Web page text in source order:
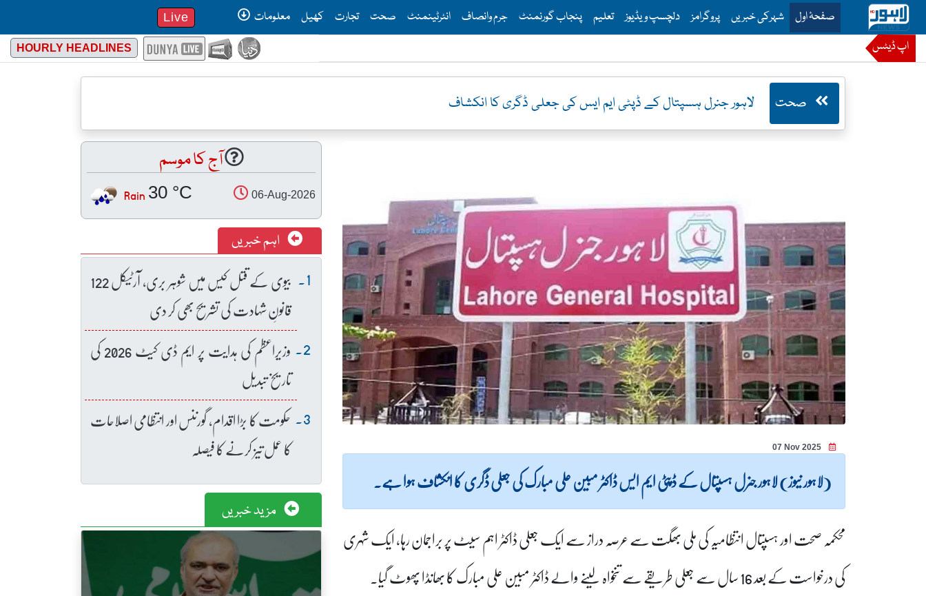
صفحۂ اولThis is the main menu for Lahore News
شہرکی خبریں پروگرامز دلچسپ ویڈیوز تعلیم پنجاب گورنمنٹ جرم وانصاف انٹرٹینمنٹ صحت تجارت کھیل معلومات Live
اپ ڈیٹس HOURLY HEADLINES
لاہور جنرل ہسپتال کے ڈپٹی ایم ایس کی جعلی ڈگری کا انکشاف
07 Nov 2025
(لاہور نیوز) لاہور جنرل ہسپتال کے ڈپٹی ایم ایس ڈاکٹر مبین علی مبارک کی جعلی ڈگری کا انکشاف ہوا ہے۔
محکمہ صحت اور ہسپتال انتظامیہ کی ملی بھگت سے عرصہ دراز سے ایک جعلی ڈاکٹر اہم سیٹ پر براجمان رہا، ایک شہری
کی درخواست کے بعد 16 سال سے جعلی طریقے سے تنخواہ لینے والے ڈاکٹر مبین علی مبارک کا بھانڈا پھوٹ گیا۔
آج کا موسم
06-Aug-2026
30 °C
Rain
اہم خبریں
بیوی کے قتل کیس میں شوہر بری، آرٹیکل 122
قانونِ شہادت کی تشریح بھی کر دی
وزیراعظم کی ہدایت پر ایم ڈی کیٹ 2026 کی
تاریخ تبدیل
حکومت کا بڑا اقدام، گورننس اور انتظامی اصلاحات
کا عمل تیز کرنے کا فیصلہ
مزید خبریں